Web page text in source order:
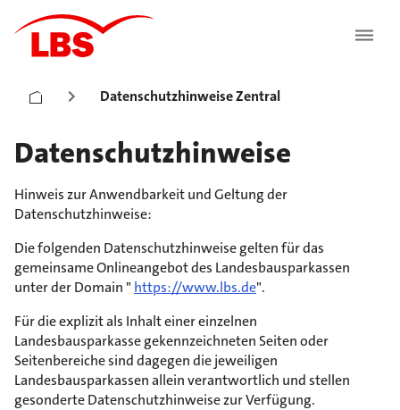
Datenschutzhinweise Zentral
Datenschutzhinweise
Hinweis zur Anwendbarkeit und Geltung der
Datenschutzhinweise:
Die folgenden Datenschutzhinweise gelten für das
gemeinsame Onlineangebot des Landesbausparkassen
unter der Domain " https://www.lbs.de".
Für die explizit als Inhalt einer einzelnen
Landesbausparkasse gekennzeichneten Seiten oder
Seitenbereiche sind dagegen die jeweiligen
Landesbausparkassen allein verantwortlich und stellen
gesonderte Datenschutzhinweise zur Verfügung.